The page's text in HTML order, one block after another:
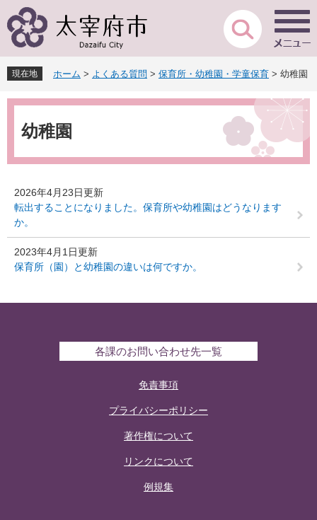
ー
先
頭
で
ニ
を
飛
ば
現在地 ホーム > よくある質問 > 保育所・幼稚園・学童保育 > 幼稚園
本
幼稚園
2026年4月23日更新
転出することになりました。保育所や幼稚園はどうなります
か。
2023年4月1日更新
保育所（園）と幼稚園の違いは何ですか。
各課のお問い合わせ先一覧
免責事項
プライバシーポリシー
著作権について
リンクについて
例規集